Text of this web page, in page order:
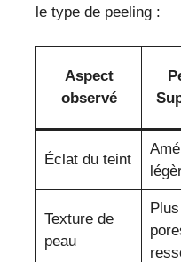
le type de peeling :
Aspect
observé
Éclat du teint
Texture de
peau